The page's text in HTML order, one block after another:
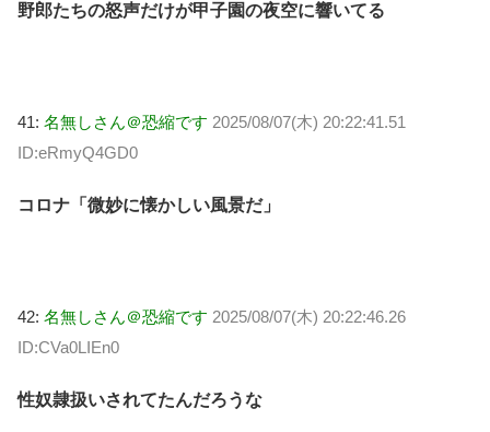
野郎たちの怒声だけが甲子園の夜空に響いてる
41: 名無しさん＠恐縮です 2025/08/07(木) 20:22:41.51
ID:eRmyQ4GD0
コロナ「微妙に懐かしい風景だ」
42: 名無しさん＠恐縮です 2025/08/07(木) 20:22:46.26
ID:CVa0LIEn0
性奴隷扱いされてたんだろうな